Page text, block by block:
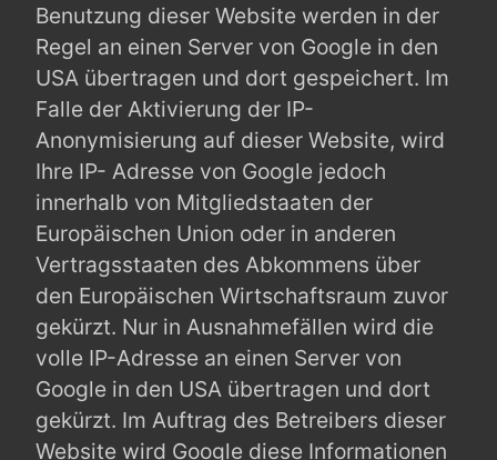
Benutzung dieser Website werden in der
Regel an einen Server von Google in den
USA übertragen und dort gespeichert. Im
Falle der Aktivierung der IP-
Anonymisierung auf dieser Website, wird
Ihre IP- Adresse von Google jedoch
innerhalb von Mitgliedstaaten der
Europäischen Union oder in anderen
Vertragsstaaten des Abkommens über
den Europäischen Wirtschaftsraum zuvor
gekürzt. Nur in Ausnahmefällen wird die
volle IP-Adresse an einen Server von
Google in den USA übertragen und dort
gekürzt. Im Auftrag des Betreibers dieser
Website wird Google diese Informationen